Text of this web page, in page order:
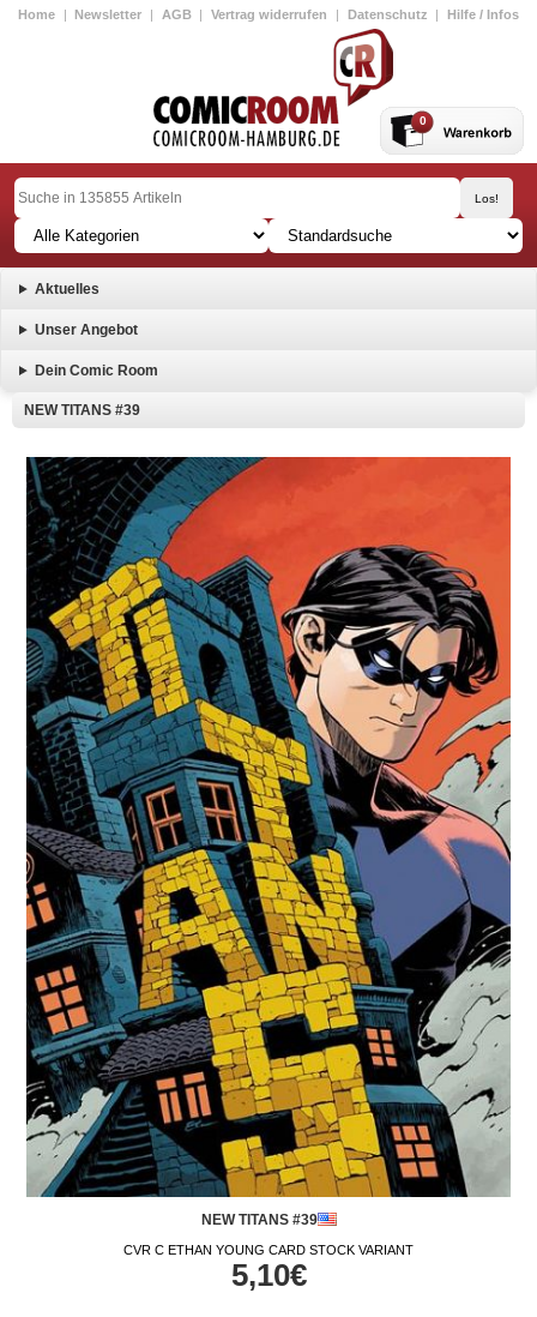
Home | Newsletter | AGB | Vertrag widerrufen | Datenschutz | Hilfe / Infos
0
Aktuelles
Unser Angebot
Dein Comic Room
NEW TITANS #39
NEW TITANS #39
CVR C ETHAN YOUNG CARD STOCK VARIANT
5,10€